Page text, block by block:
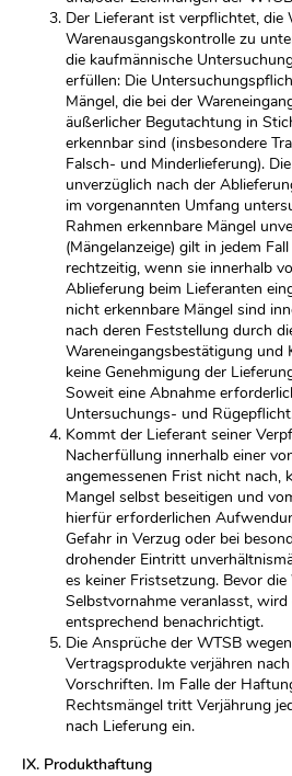
Der Lieferant ist verpflichtet, die
Warenausgangskontrolle zu
die kaufmännische
erfüllen: Die
Mängel, die bei der
äußerlicher Begutachtung in
erkennbar sind (insbesondere
Falsch- und Minderlieferung).
unverzüglich nach der
im vorgenannten Umfang
Rahmen erkennbare Mängel
(Mängelanzeige) gilt in jedem
rechtzeitig, wenn sie innerhalb
Ablieferung beim Lieferanten
nicht erkennbare Mängel sind
nach deren Feststellung durch
Wareneingangsbestätigung und
keine Genehmigung der
Soweit eine Abnahme
Untersuchungs- und
Kommt der Lieferant seiner
Nacherfüllung innerhalb einer
angemessenen Frist nicht nach,
Mangel selbst beseitigen und
hierfür erforderlichen
Gefahr in Verzug oder bei
drohender Eintritt
es keiner Fristsetzung. Bevor die
Selbstvornahme veranlasst,
entsprechend benachrichtigt.
Die Ansprüche der WTSB
Vertragsprodukte verjähren
Vorschriften. Im Falle der
Rechtsmängel tritt Verjährung
nach Lieferung ein.
IX. Produkthaftung